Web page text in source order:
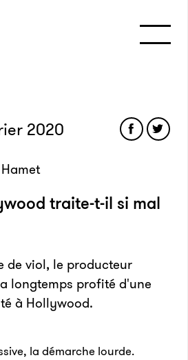
2020
traite-t-il si mal
de viol, le producteur
longtemps profité d'une
à Hollywood.
la démarche lourde.